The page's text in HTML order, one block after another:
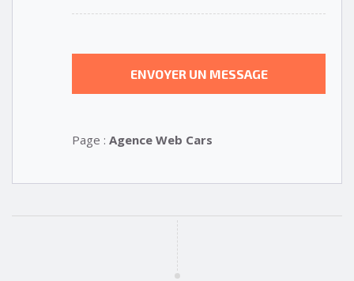
Page : Agence Web Cars